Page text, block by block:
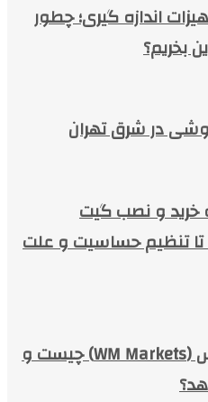
اندازه گیری؛ چطور
بخریم؟
در شرق تهران
خرید و نصب گیت
تنظیم حساسیت و علت
بروکر دبلیو ام مارکتس (WM Markets) چیست و